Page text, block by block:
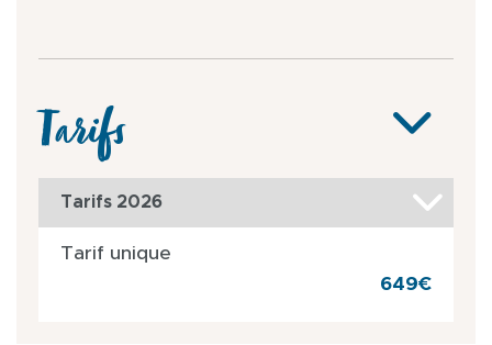
Tarifs
Tarifs 2026
Tarif unique
649€